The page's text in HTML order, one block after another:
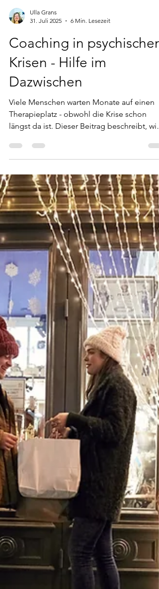
31. Juli 2025
6 Min. Lesezeit
Coaching in psychischen
Krisen - Hilfe im
Dazwischen
Viele Menschen warten Monate auf einen
längst da ist. Dieser Beitrag beschreibt, wie
Coaching in der Wartezeit davor und in der
mehr flexible Begleitungsformen